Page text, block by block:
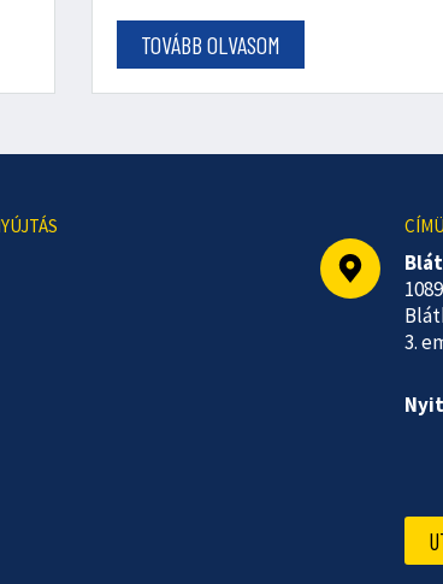
TOVÁBB OLVASOM
3.